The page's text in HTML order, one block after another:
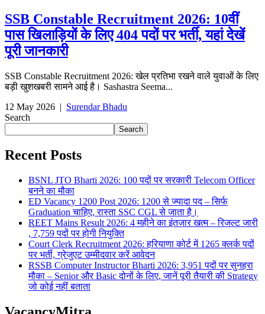
SSB Constable Recruitment 2026: 10वीं
पास खिलाड़ियों के लिए 404 पदों पर भर्ती, यहां देखें
पूरी जानकारी
SSB Constable Recruitment 2026: खेल प्रतिभा रखने वाले युवाओं के लिए
बड़ी खुशखबरी सामने आई है। Sashastra Seema...
12 May 2026 | Surendar Bhadu
Search
Search
Recent Posts
BSNL JTO Bharti 2026: 100 पदों पर सरकारी Telecom Officer
बनने का मौका
ED Vacancy 1200 Post 2026: 1200 से ज्यादा पद – सिर्फ
Graduation चाहिए, रास्ता SSC CGL से जाता है।
REET Mains Result 2026: 4 महीने का इंतजार खत्म – रिजल्ट जारी
, 7,759 पदों पर होगी नियुक्ति
Court Clerk Recruitment 2026: हरियाणा कोर्ट में 1265 क्लर्क पदों
पर भर्ती, ग्रेजुएट उम्मीदवार करें आवेदन
RSSB Computer Instructor Bharti 2026: 3,951 पदों पर सुनहरा
मौका – Senior और Basic दोनों के लिए, जानें पूरी तैयारी की Strategy
जो कोई नहीं बताता